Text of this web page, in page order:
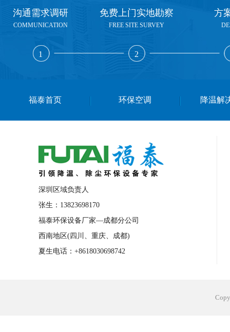
沟通需求调研
COMMUNICATION
1
免费上门实地勘察
FREE SITE SURVEY
2
方
福泰首页 环保空调 降温解
深圳区域负责人
张生：13823698170
福泰环保设备厂家—成都分公司
西南地区(四川、重庆、成都)
夏生电话：+8618030698742